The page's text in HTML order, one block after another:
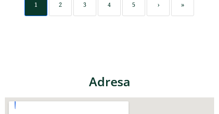
1 2 3 4 5 › »
Adresa